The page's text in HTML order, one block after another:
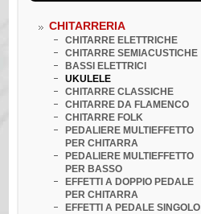
CHITARRERIA
CHITARRE ELETTRICHE
CHITARRE SEMIACUSTICHE
BASSI ELETTRICI
UKULELE
CHITARRE CLASSICHE
CHITARRE DA FLAMENCO
CHITARRE FOLK
PEDALIERE MULTIEFFETTO
PER CHITARRA
PEDALIERE MULTIEFFETTO
PER BASSO
EFFETTI A DOPPIO PEDALE
PER CHITARRA
EFFETTI A PEDALE SINGOLO